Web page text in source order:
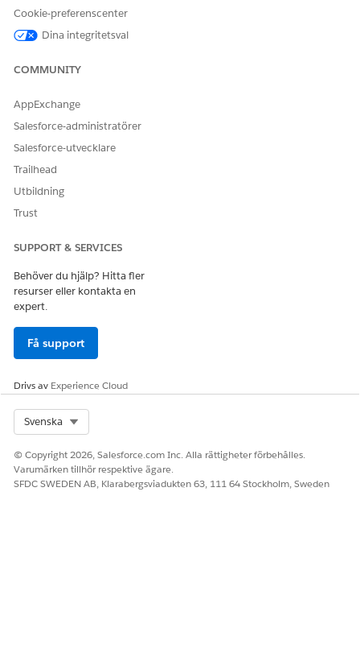
Cookie-preferenscenter
Dina integritetsval
COMMUNITY
AppExchange
Salesforce-administratörer
Salesforce-utvecklare
Trailhead
Utbildning
Trust
SUPPORT & SERVICES
Behöver du hjälp? Hitta fler
resurser eller kontakta en
expert.
Få support
Drivs av Experience Cloud
Svenska
© Copyright 2026, Salesforce.com Inc. Alla rättigheter förbehålles.
Varumärken tillhör respektive ägare.
SFDC SWEDEN AB, Klarabergsviadukten 63, 111 64 Stockholm, Sweden